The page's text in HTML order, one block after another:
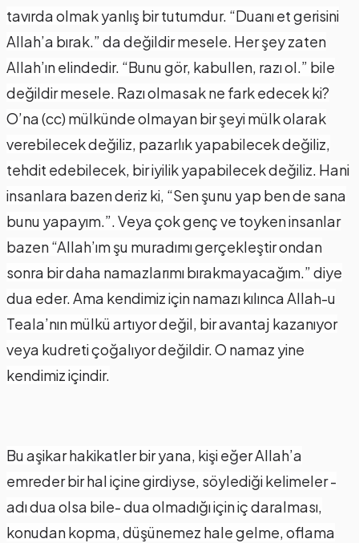
tavırda olmak yanlış bir tutumdur. “Duanı et gerisini
Allah’a bırak.” da değildir mesele. Her şey zaten
Allah’ın elindedir. “Bunu gör, kabullen, razı ol.” bile
değildir mesele. Razı olmasak ne fark edecek ki?
O’na (cc) mülkünde olmayan bir şeyi mülk olarak
verebilecek değiliz, pazarlık yapabilecek değiliz,
tehdit edebilecek, bir iyilik yapabilecek değiliz. Hani
insanlara bazen deriz ki, “Sen şunu yap ben de sana
bunu yapayım.”. Veya çok genç ve toyken insanlar
bazen “Allah’ım şu muradımı gerçekleştir ondan
sonra bir daha namazlarımı bırakmayacağım.” diye
dua eder. Ama kendimiz için namazı kılınca Allah-u
Teala’nın mülkü artıyor değil, bir avantaj kazanıyor
veya kudreti çoğalıyor değildir. O namaz yine
kendimiz içindir.
Bu aşikar hakikatler bir yana, kişi eğer Allah’a
emreder bir hal içine girdiyse, söylediği kelimeler -
adı dua olsa bile- dua olmadığı için iç daralması,
konudan kopma, düşünemez hale gelme, oflama